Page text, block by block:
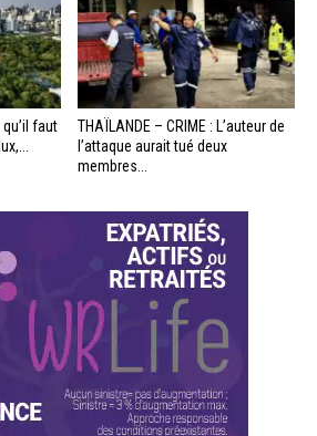
qu’il faut
THAÏLANDE – CRIME : L’auteur de
l’attaque aurait tué deux
membres...